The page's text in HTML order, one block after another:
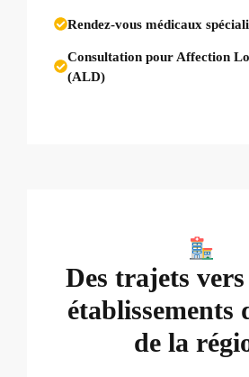
Rendez-vous médicaux
Consultation pour Affection
(ALD)
Des trajets
établissements
de la